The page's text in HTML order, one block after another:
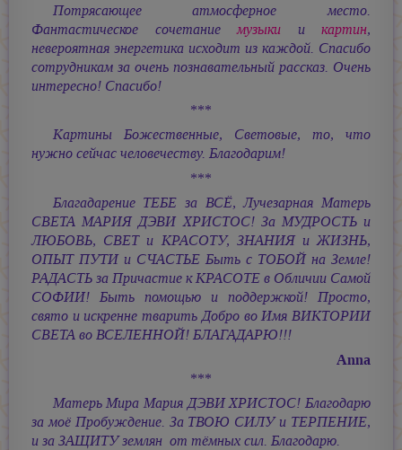
Потрясающее атмосферное место.
Фантастическое сочетаниемузыки и картин,
невероятная энергетика исходит из каждой. Спасибо
сотрудникам за очень познавательный рассказ. Очень
интересно! Спасибо!
***
Картины Божественные, Световые, то, что
нужно сейчас человечеству. Благодарим!
***
Благадарение ТЕБЕ за ВСЁ, Лучезарная Матерь
СВЕТАМАРИЯ ДЭВИ ХРИСТОС!За МУДРОСТЬ и
ЛЮБОВЬ, СВЕТ и КРАСОТУ, ЗНАНИЯ и ЖИЗНЬ,
ОПЫТ ПУТИ и СЧАСТЬЕ Быть с ТОБОЙ на Земле!
РАДАСТЬ за Причастие к КРАСОТЕ в Обличии Самой
СОФИИ! Быть помощью и поддержкой! Просто,
свято и искренне тварить Добро во Имя ВИКТОРИИ
СВЕТА во ВСЕЛЕННОЙ! БЛАГАДАРЮ!!!
Anna
***
Матерь Мира Мария ДЭВИ ХРИСТОС! Благодарю
за моё Пробуждение. За ТВОЮ СИЛУ и ТЕРПЕНИЕ,
и за ЗАЩИТУ землян от тёмных сил. Благодарю.